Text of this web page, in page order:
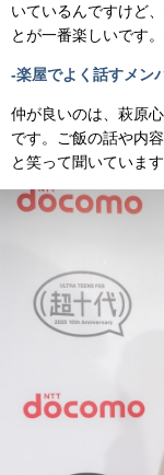
いているんですけど
とが一番楽しいです
-楽屋でよく話すメン
仲が良いのは、萩原
です。ご飯の話や内
と笑って聞いています